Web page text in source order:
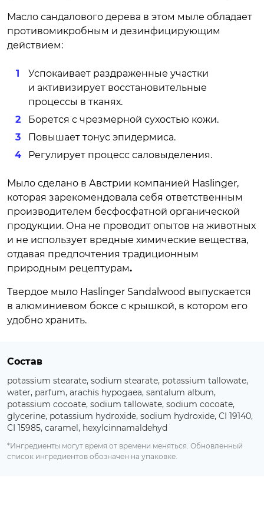
Масло сандалового дерева в этом мыле обладает
противомикробным и дезинфицирующим
действием:
Успокаивает раздраженные участки
и активизирует восстановительные
процессы в тканях.
Борется с чрезмерной сухостью кожи.
Повышает тонус эпидермиса.
Регулирует процесс саловыделения.
Мыло сделано в Австрии компанией Haslinger,
которая зарекомендовала себя ответственным
производителем бесфосфатной органической
продукции. Она не проводит опытов на животных
и не использует вредные химические вещества,
отдавая предпочтения традиционным
природным рецептурам.
Твердое мыло Haslinger Sandalwood выпускается
в алюминиевом боксе с крышкой, в котором его
удобно хранить.
Состав
potassium stearate, sodium stearate, potassium tallowate,
water, parfum, arachis hypogaea, santalum album,
potassium cocoate, sodium tallowate, sodium cocoate,
glycerine, potassium hydroxide, sodium hydroxide, CI 19140,
CI 15985, caramel, hexylcinnamaldehyd
*Ингредиенты могут время от времени меняться. Обновленный
список ингредиентов обозначен на упаковке.